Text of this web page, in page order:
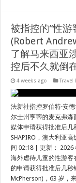
被指控的“性游
(Robert
了解马来西亚
控后不久就倒
4 weeks ago Travel
法新社指控罗伯特·安
尔士州亨蒂的麦克弗森
媒体申请获得批准后几
SHAPIRO，澳大利亚
间 02:18 | 更新： 2026
海外虐待儿童的性游
的申请获得批准后几秒
McPherson)，63 岁，